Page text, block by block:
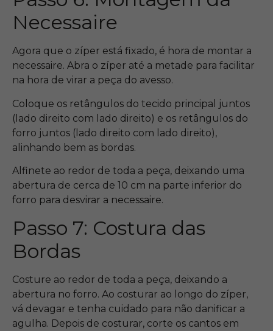
Necessaire
Agora que o zíper está fixado, é hora de montar a
necessaire. Abra o zíper até a metade para facilitar
na hora de virar a peça do avesso.
Coloque os retângulos do tecido principal juntos
(lado direito com lado direito) e os retângulos do
forro juntos (lado direito com lado direito),
alinhando bem as bordas.
Alfinete ao redor de toda a peça, deixando uma
abertura de cerca de 10 cm na parte inferior do
forro para desvirar a necessaire.
Passo 7: Costura das
Bordas
Costure ao redor de toda a peça, deixando a
abertura no forro. Ao costurar ao longo do zíper,
vá devagar e tenha cuidado para não danificar a
agulha. Depois de costurar, corte os cantos em